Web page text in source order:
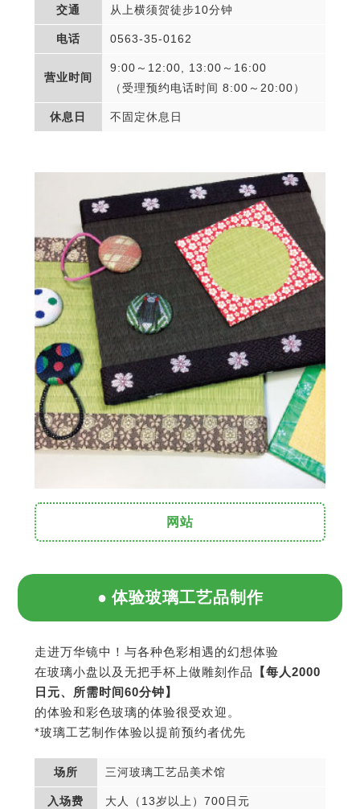
交通 从上横须贺徒步10分钟
电话 0563-35-0162
营业时间
9:00～12:00, 13:00～16:00
（受理预约电话时间 8:00～20:00）
休息日 不固定休息日
网站
体验玻璃工艺品制作
走进万华镜中！与各种色彩相遇的幻想体验
在玻璃小盘以及无把手杯上做雕刻作品 【每人2000
日元、所需时间60分钟】
的体验和彩色玻璃的体验很受欢迎。
*玻璃工艺制作体验以提前预约者优先
场所 三河玻璃工艺品美术馆
入场费 大人（13岁以上）700日元